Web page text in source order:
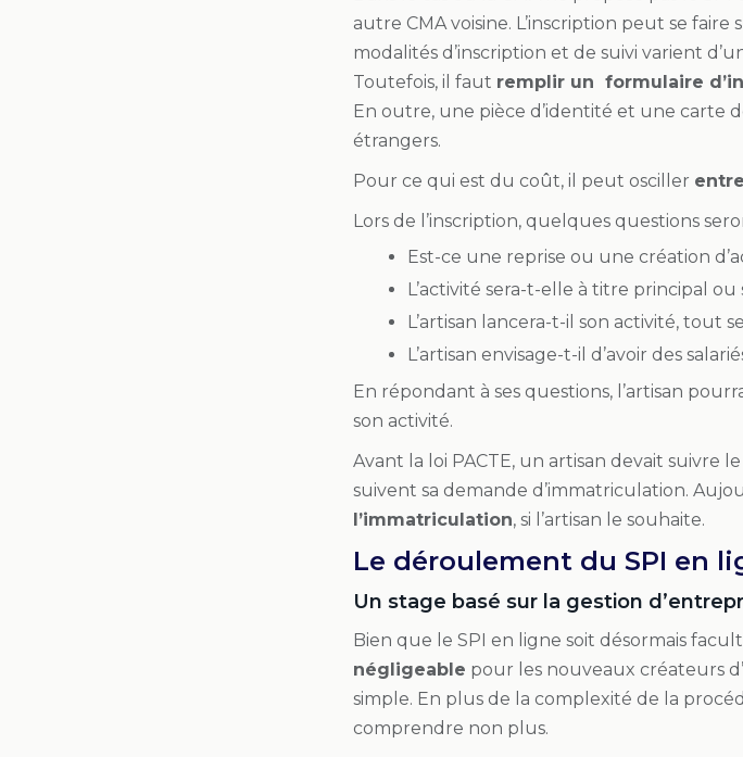
autre CMA voisine. L’inscription peut se
modalités d’inscription et de suivi varient
Toutefois, il faut remplir un formulaire
En outre, une pièce d’identité et une carte
étrangers.
Pour ce qui est du coût, il peut osciller
Lors de l’inscription, quelques questions
Est-ce une reprise ou une création
L’activité sera-t-elle à titre principal ou
L’artisan lancera-t-il son activité, tout
L’artisan envisage-t-il d’avoir des
En répondant à ses questions, l’artisan
son activité.
Avant la loi PACTE, un artisan devait suivre
suivent sa demande d’immatriculation.
l’immatriculation, si l’artisan le souhaite.
Le déroulement du SPI en
Un stage basé sur la gestion
Bien que le SPI en ligne soit désormais
négligeable pour les nouveaux créateurs
simple. En plus de la complexité de la
comprendre non plus.